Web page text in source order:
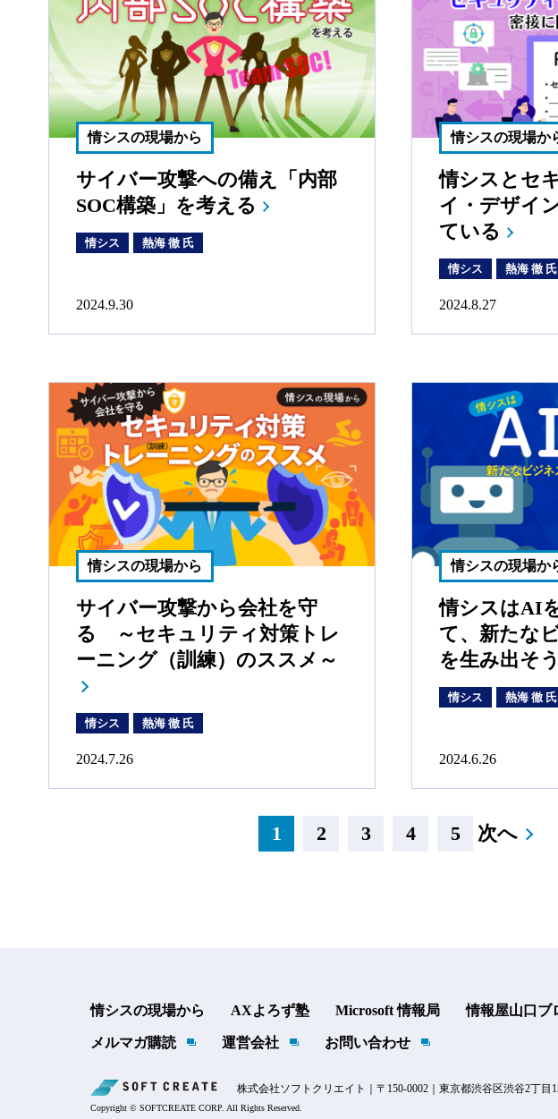
情シスの現場から
サイバー攻撃への備え「内部
SOC構築」を考える
情シス 熱海 徹 氏
2024.9.30
情シスの現場か
情シスとセ
イ・デザイ
ている
情シス 熱海 徹 氏
2024.8.27
情シスの現場から
サイバー攻撃から会社を守
る ～セキュリティ対策トレ
ーニング（訓練）のススメ～
情シス 熱海 徹 氏
2024.7.26
情シスの現場か
情シスはAI
て、新たな
を生み出そう
情シス 熱海 徹 氏
2024.6.26
1 2 3 4 5 次へ
情シスの現場から AXよろず塾 Microsoft 情報局 情報屋山口ブ
メルマガ購読 運営会社 お問い合わせ
株式会社ソフトクリエイト｜〒150-0002｜東京都渋谷区渋谷2丁目
Copyright © SOFTCREATE CORP. All Rights Reserved.